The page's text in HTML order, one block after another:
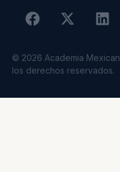
© 2026 Academia
los derechos reservados.